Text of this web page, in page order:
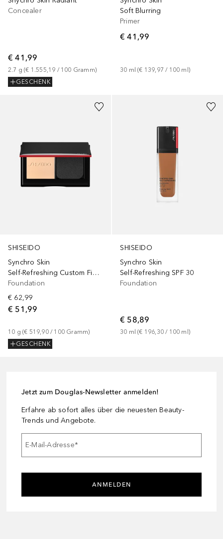
Concealer
€ 41,99
2.7 g (€ 1.555,19 / 100 Gramm)
GESCHENK
Soft Blurring
Primer
€ 41,99
30 ml (€ 139,97 / 100 ml )
SHISEIDO
Synchro Skin
Self-Refreshing Custom Finish Powder
Foundation
€ 62,99
€ 51,99
10 g (€ 519,90 / 100 Gramm)
GESCHENK
+10
SHISEIDO
Synchro Skin
Self-Refreshing SPF 30
Foundation
€ 58,89
30 ml (€ 196,30 / 100 ml)
Jetzt zum Douglas-Newsletter anmelden!
Erfahre ab sofort alles über die neuesten Beauty-
Trends und Angebote.
E-Mail-Adresse*
ANMELDEN